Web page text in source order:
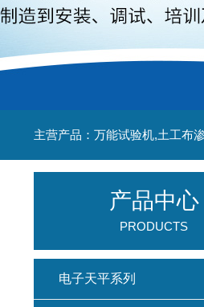
主营产品：万能试验机,土工布
产品中心
PRODUCTS
电子天平系列